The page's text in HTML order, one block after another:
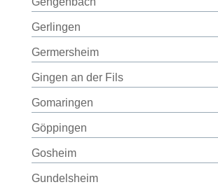
Gerlingen
Germersheim
Gingen an der Fils
Gomaringen
Göppingen
Gosheim
Gundelsheim